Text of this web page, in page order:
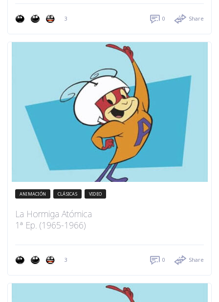
3 0 Share
ANIMACIÓN CLÁSICAS VIDEO
La Hormiga Atómica
1ª Ep. (1965-1966)
3 0 Share